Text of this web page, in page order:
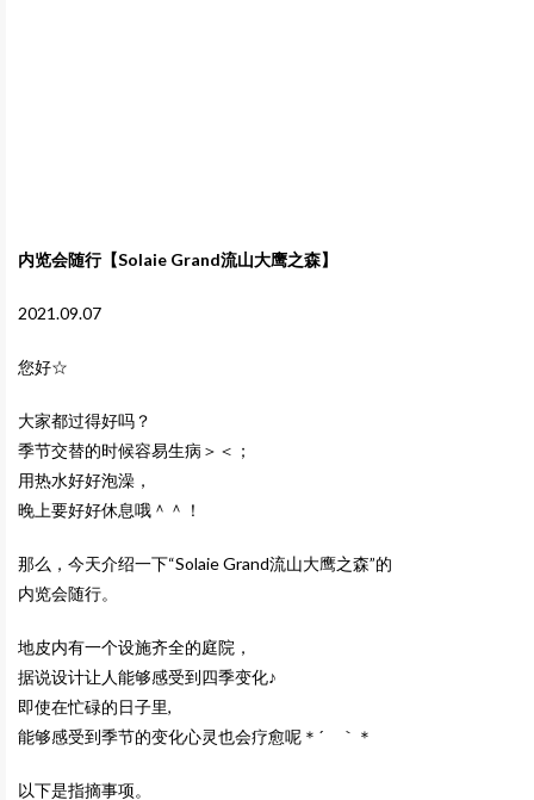
内览会随行【Solaie Grand流山大鹰之森】
2021.09.07
您好☆
大家都过得好吗？
季节交替的时候容易生病＞＜；
用热水好好泡澡，
晚上要好好休息哦＾＾！
那么，今天介绍一下“Solaie Grand流山大鹰之森”的
内览会随行。
地皮内有一个设施齐全的庭院，
据说设计让人能够感受到四季变化♪
即使在忙碌的日子里,
能够感受到季节的变化心灵也会疗愈呢＊´ ｀＊
以下是指摘事项。